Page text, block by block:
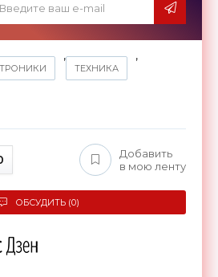
,
ТЕХНИКА
,
Добавить
в мою ленту
ОБСУДИТЬ (0)